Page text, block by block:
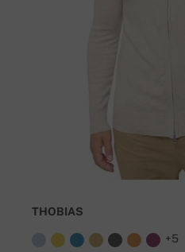
THOBIAS
+5